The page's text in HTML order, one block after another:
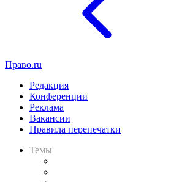
Право.ru
Редакция
Конференции
Реклама
Вакансии
Правила перепечатки
Темы